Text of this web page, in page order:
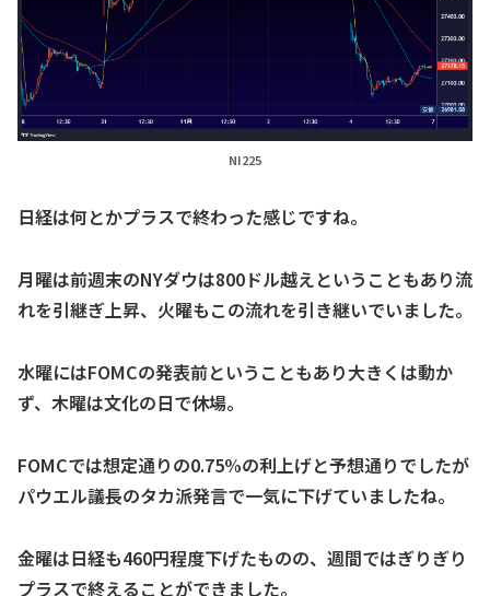
NI225
日経は何とかプラスで終わった感じですね。
月曜は前週末のNYダウは800ドル越えということもあり流
れを引継ぎ上昇、火曜もこの流れを引き継いでいました。
水曜にはFOMCの発表前ということもあり大きくは動か
ず、木曜は文化の日で休場。
FOMCでは想定通りの0.75%の利上げと予想通りでしたが
パウエル議長のタカ派発言で一気に下げていましたね。
金曜は日経も460円程度下げたものの、週間ではぎりぎり
プラスで終えることができました。